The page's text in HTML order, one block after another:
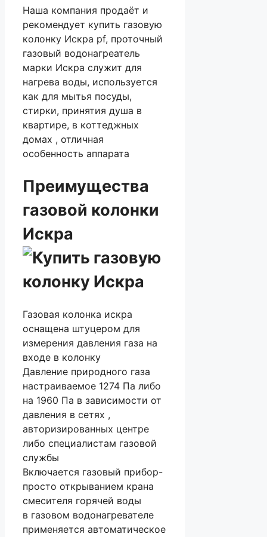
Наша компания продаёт и
рекомендует купить газовую
колонку Искра pf, проточный
газовый водонагреатель
марки Искра служит для
нагрева воды, используется
как для мытья посуды,
стирки, принятия душа в
квартире, в коттеджных
домах , отличная
особенность аппарата
Преимущества
газовой колонки
Искра
Газовая колонка искра
оснащена штуцером для
измерения давления газа на
входе в колонку
Давление природного газа
настраиваемое 1274 Па либо
на 1960 Па в зависимости от
давления в сетях ,
авторизированных центре
либо специалистам газовой
службы
Включается газовый прибор-
просто открыванием крана
смесителя горячей воды
в газовом водонагревателе
применяется автоматическое